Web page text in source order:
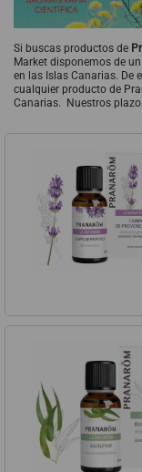
Si buscas productos de
Market disponemos de
en las Islas Canarias. De
cualquier producto de
Canarias. Nuestros